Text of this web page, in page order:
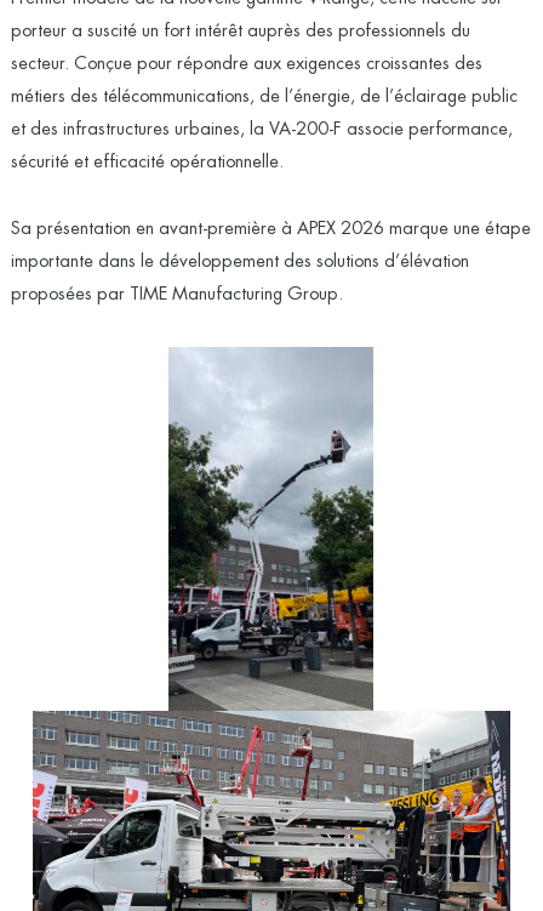
porteur a suscité un fort intérêt auprès des professionnels du
secteur. Conçue pour répondre aux exigences croissantes des
métiers des télécommunications, de l’énergie, de l’éclairage public
et des infrastructures urbaines, la VA-200-F associe performance,
sécurité et efficacité opérationnelle.
Sa présentation en avant-première à APEX 2026 marque une étape
importante dans le développement des solutions d’élévation
proposées par TIME Manufacturing Group.